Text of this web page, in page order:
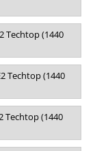
Techtop (1440
Techtop (1440
Techtop (1440